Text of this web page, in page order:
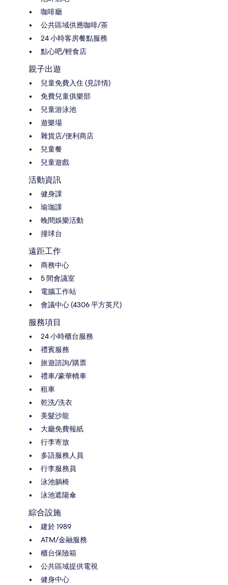
咖啡廳
公共區域供應咖啡/茶
24 小時客房餐點服務
點心吧/輕食店
親子出遊
兒童免費入住 (見詳情)
免費兒童俱樂部
兒童游泳池
遊樂場
雜貨店/便利商店
兒童餐
兒童遊戲
活動資訊
健身課
瑜珈課
晚間娛樂活動
撞球台
遠距工作
商務中心
5 間會議室
電腦工作站
會議中心 (4306 平方英尺)
服務項目
24 小時櫃台服務
禮賓服務
旅遊諮詢/購票
禮車/豪華轎車
租車
乾洗/洗衣
美髮沙龍
大廳免費報紙
行李寄放
多語服務人員
行李服務員
泳池躺椅
泳池遮陽傘
綜合設施
建於 1989
ATM/金融服務
櫃台保險箱
公共區域提供電視
健身中心